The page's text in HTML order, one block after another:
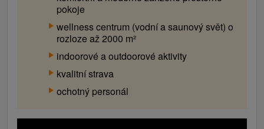
pokoje
wellness centrum (vodní a saunový svět) o
rozloze až 2000 m²
indoorové a outdoorové aktivity
kvalitní strava
ochotný personál